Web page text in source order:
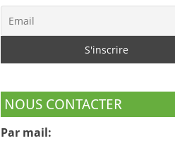
NOUS CONTACTER
Par mail: